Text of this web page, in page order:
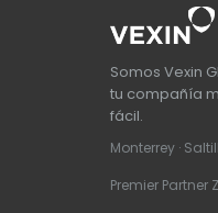
Somos Vexin
tu compañía
fácil.
Monterrey ·
Premier Partner